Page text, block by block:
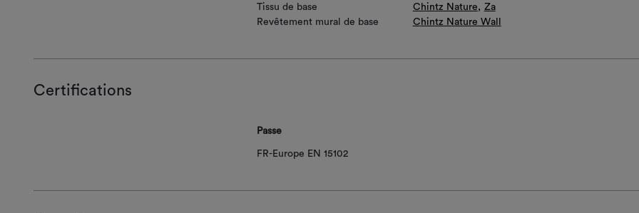
Tissu de base
Chintz Nature
Za
Revêtement mural de base
Chintz Nature Wall
Certifications
Passe
FR-Europe EN 15102